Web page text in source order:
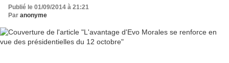
Publié le 01/09/2014 à 21:21
Par anonyme